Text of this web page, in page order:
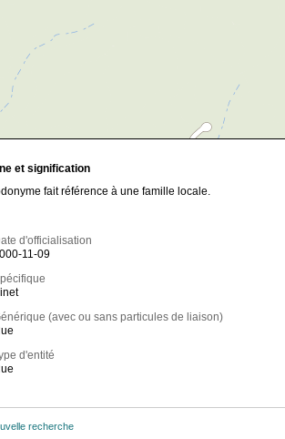
et signification
fait référence à une famille locale.
d'officialisation
11-09
(avec ou sans particules de liaison)
d'entité
recherche